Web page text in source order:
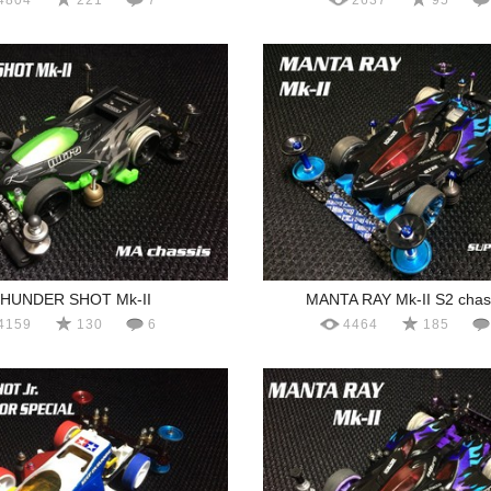
SHOT Mk-II
130 6
MANTA RAY Mk-II S2
4464 185